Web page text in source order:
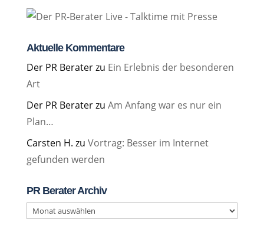
Aktuelle Kommentare
Der PR Beraterzu Ein Erlebnis der besonderen
Art
Der PR Beraterzu Am Anfang war es nur ein
Plan…
Carsten H. zu Vortrag: Besser im Internet
gefunden werden
PR Berater Archiv
PR